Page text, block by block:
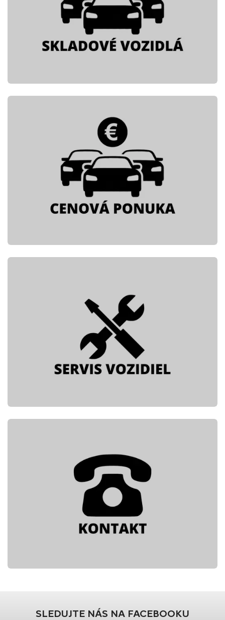
SLEDUJTE NÁS NA FACEBOOKU